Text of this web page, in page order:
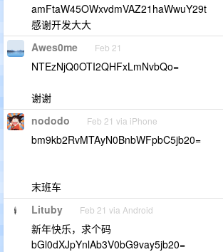
amFtaW45OWxvdmVAZ21haWwuY29t
感谢开发大大
Awes0me Feb 21
NTEzNjQ0OTI2QHFxLmNvbQo=
谢谢
nododo Feb 21 via iPhone
bm9kb2RvMTAyN0BnbWFpbC5jb20=
末班车
Lituby Feb 21 via Android
新年快乐，求个码
bGl0dXJpYnlAb3V0bG9vay5jb20=